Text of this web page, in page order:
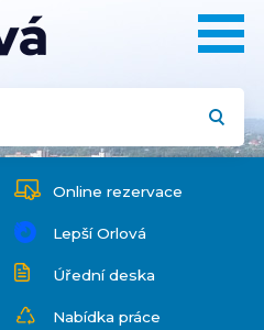
Online rezervace
Lepší Orlová
Úřední deska
Nabídka práce